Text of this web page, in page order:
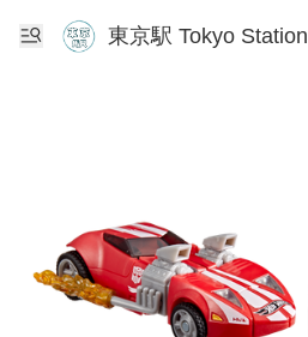
東京駅 Tokyo Station